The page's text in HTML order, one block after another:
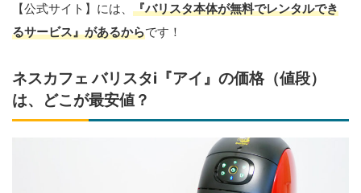
【公式サイト】には、 『バリスタ本体が無料でレンタルでき
るサービス』があるからです！
ネスカフェ バリスタi『アイ』の価格（値段）
は、どこが最安値？